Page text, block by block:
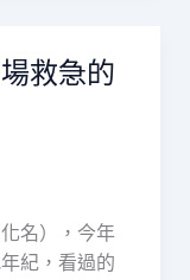
救急的
名），今年
紀，看過的